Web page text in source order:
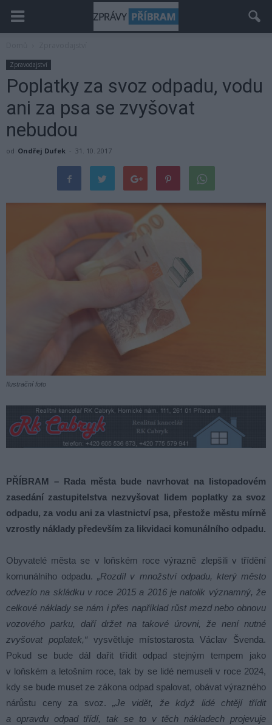
Zpravodajství
Poplatky za svoz odpadu, vodu
ani za psa se zvyšovat
nebudou
od Ondřej Dufek - 31. 10. 2017
Ilustrační foto
PŘÍBRAM – Rada města bude navrhovat na listopadovém
zasedání zastupitelstva nezvyšovat lidem poplatky za svoz
odpadu, za vodu ani za vlastnictví psa, přestože městu mírně
vzrostly náklady především za likvidaci komunálního odpadu.
Obyvatelé města se v loňském roce výrazně zlepšili v třídění
komunálního odpadu.„Rozdíl v množství odpadu, který město
odvezlo na skládku v roce 2015 a 2016 je natolik významný, že
celkové náklady se nám i přes například růst mezd nebo obnovu
vozového parku, daří držet na takové úrovni, že není nutné
zvyšovat poplatek,“vysvětluje místostarosta Václav Švenda.
Pokud se bude dál dařit třídit odpad stejným tempem jako
v loňském a letošním roce, tak by se lidé nemuseli v roce 2024,
kdy se bude muset ze zákona odpad spalovat, obávat výrazného
nárůstu ceny za svoz.„Je vidět, že když lidé chtějí třídit
a opravdu odpad třídí, tak se to v těch nákladech projevuje